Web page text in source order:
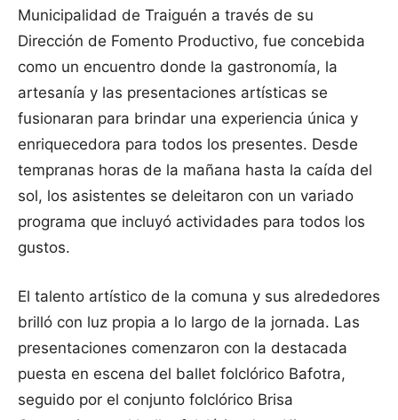
Municipalidad de Traiguén a través de su
Dirección de Fomento Productivo, fue concebida
como un encuentro donde la gastronomía, la
artesanía y las presentaciones artísticas se
fusionaran para brindar una experiencia única y
enriquecedora para todos los presentes. Desde
tempranas horas de la mañana hasta la caída del
sol, los asistentes se deleitaron con un variado
programa que incluyó actividades para todos los
gustos.
El talento artístico de la comuna y sus alrededores
brilló con luz propia a lo largo de la jornada. Las
presentaciones comenzaron con la destacada
puesta en escena del ballet folclórico Bafotra,
seguido por el conjunto folclórico Brisa